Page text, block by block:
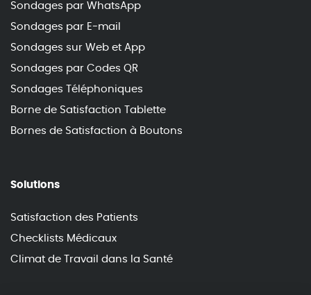
Sondages par WhatsApp
Sondages par E-mail
Sondages sur Web et App
Sondages par Codes QR
Sondages Téléphoniques
Borne de Satisfaction Tablette
Bornes de Satisfaction à Boutons
Solutions
Satisfaction des Patients
Checklists Médicaux
Climat de Travail dans la Santé